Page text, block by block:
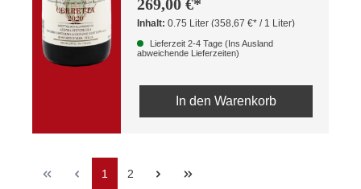
269,00 €*
Inhalt:0.75 Liter(358,67 €* / 1 Liter)
Lieferzeit 2-4 Tage (Ins Ausland
abweichende Lieferzeiten)
In den Warenkorb
Seite
1 Seite
2